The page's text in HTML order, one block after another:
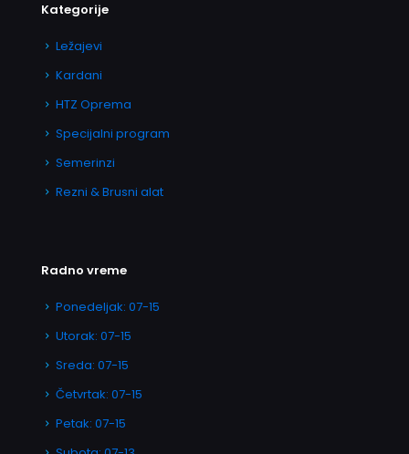
Kategorije
Ležajevi
Kardani
HTZ Oprema
Specijalni program
Semerinzi
Rezni & Brusni alat
Radno vreme
Ponedeljak: 07-15
Utorak: 07-15
Sreda: 07-15
Četvrtak: 07-15
Petak: 07-15